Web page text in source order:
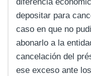
depositar para
caso en que no
abonarlo a la
cancelación del
ese exceso ante